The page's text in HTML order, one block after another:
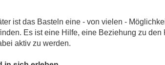
ist das Basteln eine - von vielen -
Es ist eine Hilfe, eine Beziehung zu
aktiv zu werden.